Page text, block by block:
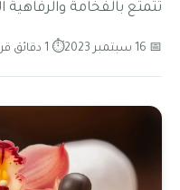
تتمتع بالفخامة والرفاهية
📅 16 سبتمبر 2023 ⏱ 1 دقائق قراءة